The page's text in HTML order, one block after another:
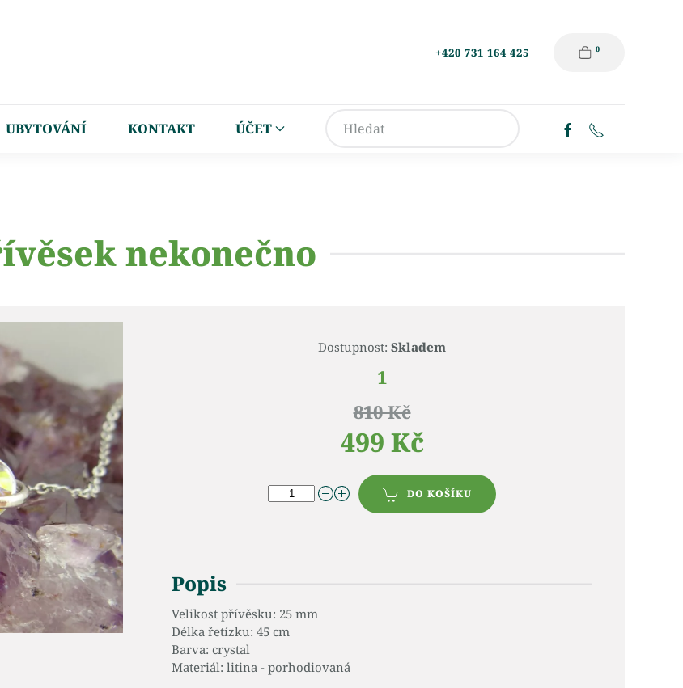
+420 731 164 425 0
UBYTOVÁNÍ KONTAKT ÚČET
nekonečno
Dostupnost: Skladem
1
810 Kč
499 Kč
DO KOŠÍKU
Popis
Velikost přívěsku: 25 mm
Délka řetízku: 45 cm
Barva: crystal
Materiál: litina - porhodiovaná